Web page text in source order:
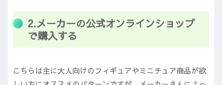
2.メーカーの公式オンラインショップ
で購入する
こちらは主に大人向けのフィギュアやミニチュア商品が欲